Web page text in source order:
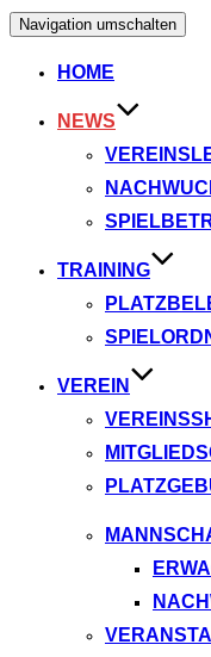
Navigation umschalten
HOME
NEWS
TRAINING
VEREIN